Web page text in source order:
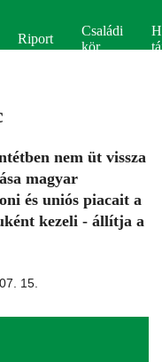
Riport
Családi
kör
nem üt vissza
magyar
és uniós piacait a
kezeli - állítja a
15.